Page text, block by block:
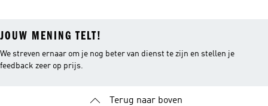
JOUW MENING TELT!
We streven ernaar om je nog beter van dienst te zijn en stellen je
feedback zeer op prijs.
Terug naar boven